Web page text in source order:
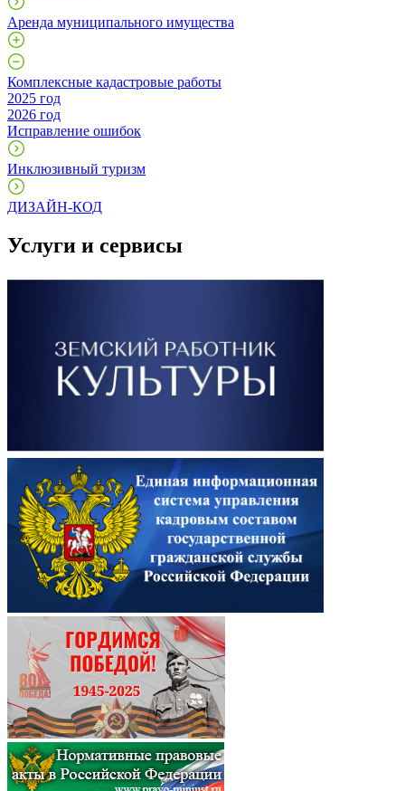
Аренда муниципального имущества
Комплексные кадастровые работы
2025 год
2026 год
Исправление ошибок
Инклюзивный туризм
ДИЗАЙН-КОД
Услуги и сервисы